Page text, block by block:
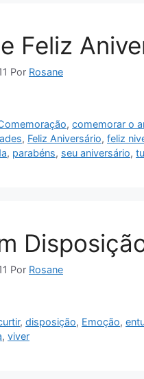
Feliz
Por Rosane
,comemorar o
, Feliz Aniversário, feliz
, parabéns, seu aniversário,
Por Rosane
,disposição, Emoção,
, viver